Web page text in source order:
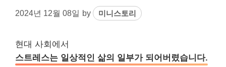
2024년 12월 08일 by 미니스토리
현대 사회에서
스트레스는 일상적인 삶의 일부가 되어버렸습니다.